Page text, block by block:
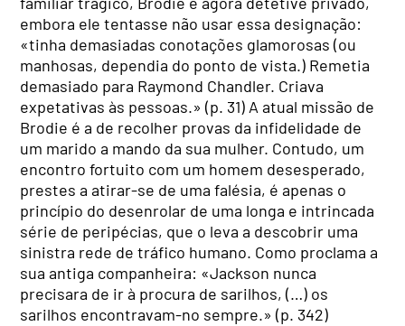
embora ele tentasse não usar essa designação:
«tinha demasiadas conotações glamorosas (ou
manhosas, dependia do ponto de vista.) Remetia
demasiado para Raymond Chandler. Criava
expetativas às pessoas.» (p. 31) A atual missão de
Brodie é a de recolher provas da infidelidade de
um marido a mando da sua mulher. Contudo, um
encontro fortuito com um homem desesperado,
prestes a atirar-se de uma falésia, é apenas o
princípio do desenrolar de uma longa e intrincada
série de peripécias, que o leva a descobrir uma
sinistra rede de tráfico humano. Como proclama a
sua antiga companheira: «Jackson nunca
precisara de ir à procura de sarilhos, (…) os
sarilhos encontravam-no sempre.» (p. 342)